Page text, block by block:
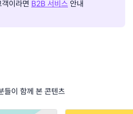
이라면 B2B 서비스 안내
들이 함께 본 콘텐츠